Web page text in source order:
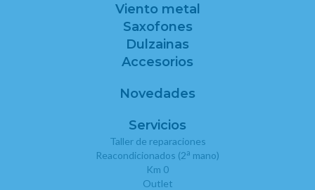
Viento metal
Saxofones
Dulzainas
Accesorios
Novedades
Servicios
Taller de reparaciones
Reacondicionados (2a mano)
Km 0
Outlet